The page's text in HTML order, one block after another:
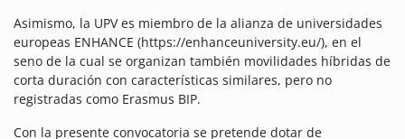
Asimismo, la UPV es miembro de la alianza de universidades
europeas ENHANCE (https://enhanceuniversity.eu/), en el
seno de la cual se organizan también movilidades híbridas de
corta duración con características similares, pero no
registradas como Erasmus BIP.
Con la presente convocatoria se pretende dotar de